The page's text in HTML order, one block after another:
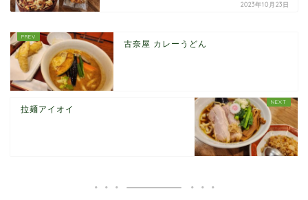
2023年10月23日
古奈屋 カレーうどん
拉麺アイオイ